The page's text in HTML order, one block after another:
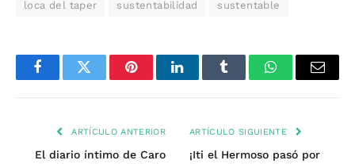
loca del taper sustentabilidad sustentable
FacebookTwitter PinterestLinkedInTumblr WhatsAppEmail
ARTÍCULO ANTERIOR
El diario íntimo de Caro
ARTÍCULO SIGUIENTE
¡Iti el Hermoso pasó por